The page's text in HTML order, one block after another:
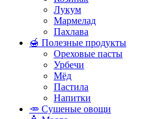
Лукум
Мармелад
Пахлава
🍯 Полезные продукты
Ореховые пасты
Урбечи
Мёд
Пастила
Напитки
🥕 Сушеные овощи